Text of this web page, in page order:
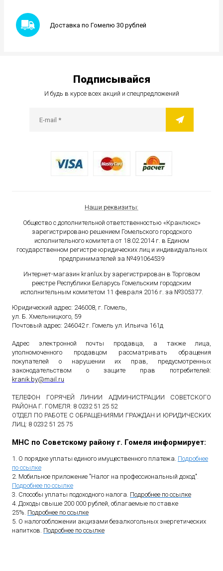
Доставка по Гомелю 30 рублей
Наши реквизиты:
Общество с дополнительной ответственностью «Кранлюкс»
зарегистрировано решением Гомельского городского
исполнительного комитета от 18.02.2014 г. в Едином
государственном регистре юридических лиц и индивидуальных
предпринимателей за №491064539
Интернет-магазин kranlux.by зарегистрирован в Торговом
реестре Республики Беларусь Гомельским городским
исполнительным комитетом 11 февраля 2016 г. за №305377.
Юридический адрес: 246008, г. Гомель,
ул. Б. Хмельницкого, 59
Почтовый адрес: 246042 г. Гомель ул. Ильича 161д
Адрес электронной почты продавца, а также лица,
уполномоченного продавцом рассматривать обращения
покупателей о нарушении их прав, предусмотренных
законодательством о защите прав потребителей:
kranik.by@mail .ru
ТЕЛЕФОН ГОРЯЧЕЙ ЛИНИИ АДМИНИСТРАЦИИ СОВЕТСКОГО
РАЙОНА Г. ГОМЕЛЯ: 8 0232 51 25 52
ОТДЕЛ ПО РАБОТЕ С ОБРАЩЕНИЯМИ ГРАЖДАН И ЮРИДИЧЕСКИХ
ЛИЦ: 8 0232 51 25 75
МНС по Советскому району г. Гомеля информирует:
1. О порядке уплаты единого имущественного платежа. Подробнее
по ссылке
2. Мобильное приложение "Налог на профессиональный доход".
Подробнее по ссылке
3. Способы уплаты подоходного налога. Подробнее по ссылке
4. Доходы свыше 200 000 рублей, облагаемые по ставке
25%. Подробнее по ссылке
5. О налогообложении акцизами безалкогольных энергетических
напитков. Подробнее по ссылке
Подписывайся
И будь в курсе всех акций и спецпредложений